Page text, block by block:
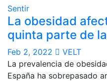
Sentir
La obesidad
quinta parte de
Feb 2, 2022
VELT
La prevalencia de
España ha sobrepasado